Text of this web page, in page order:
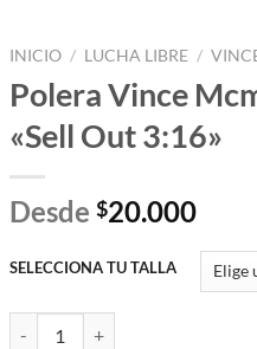
INICIO / LUCHA LIBRE /
Polera Vince
«Sell Out 3:16»
Desde $20.000
SELECCIONA TU TALLA